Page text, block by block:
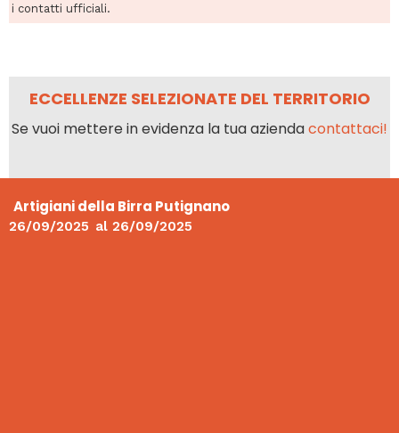
i contatti ufficiali.
ECCELLENZE SELEZIONATE DEL TERRITORIO
Se vuoi mettere in evidenza la tua aziendacontattaci!
Artigiani della Birra Putignano
26/09/2025 al 26/09/2025